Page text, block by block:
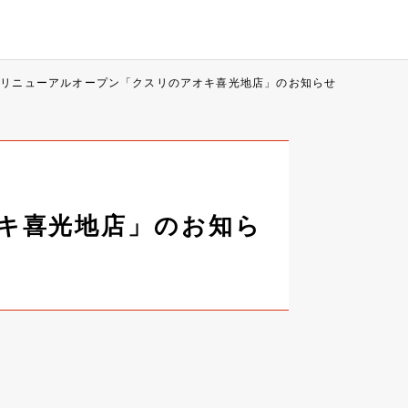
ニューアルオープン「クスリのアオキ喜光地店」のお知らせ
喜光地店」のお知ら